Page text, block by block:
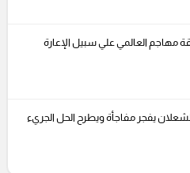
العالمي علي سبيل الإعارة
يفجر مفاجأة ويطرح الحل الجريء